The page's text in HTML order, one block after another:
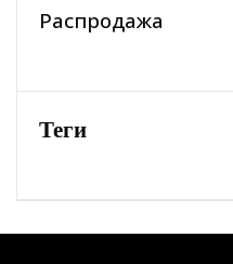
Распродажа
Теги